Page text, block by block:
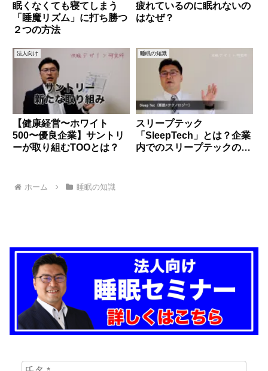
眠くなくても寝てしまう
「睡魔リズム」に打ち勝つ
２つの方法
疲れているのに眠れないの
はなぜ？
法人向け
【健康経営〜ホワイト
500〜優良企業】サントリ
ーが取り組むTOOとは？
睡眠の知識
スリープテック
「SleepTech」とは？企業
内でのスリープテックの効
ホーム 睡眠の知識